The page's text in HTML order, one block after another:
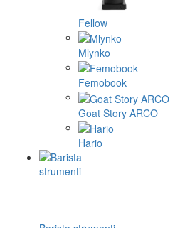
Fellow
Mlynko
Femobook
Goat Story ARCO
Hario